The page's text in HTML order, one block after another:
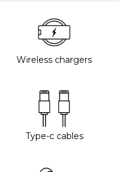
Wireless chargers
Type-c cables